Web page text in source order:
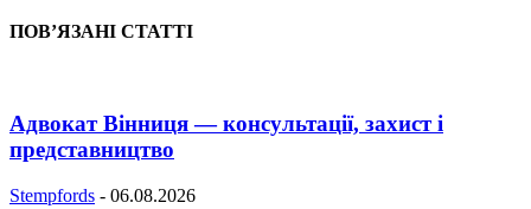
ПОВ’ЯЗАНІ СТАТТІ
Адвокат Вінниця — консультації, захист і
представництво
Stempfords - 06.08.2026